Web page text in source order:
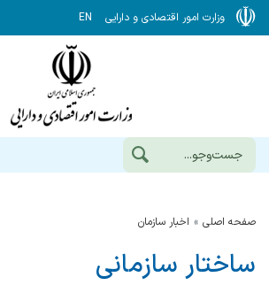
وزارت امور اقتصادی و دارایی EN
صفحه اصلی اخبار سازمان
ساختار سازمانی